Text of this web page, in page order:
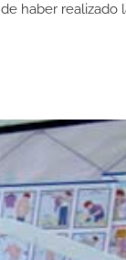
haber realizado